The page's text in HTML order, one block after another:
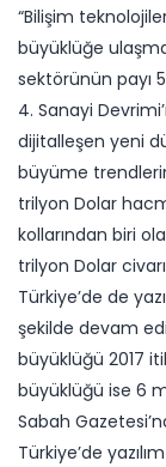
“Bilişim
büyüklüğe
sektörünün payı
4. Sanayi
dijitalleşen yeni
büyüme
trilyon Dolar
kollarından biri
trilyon Dolar
Türkiye’de de
şekilde devam
büyüklüğü 2017
büyüklüğü ise 6
Sabah
Türkiye’de